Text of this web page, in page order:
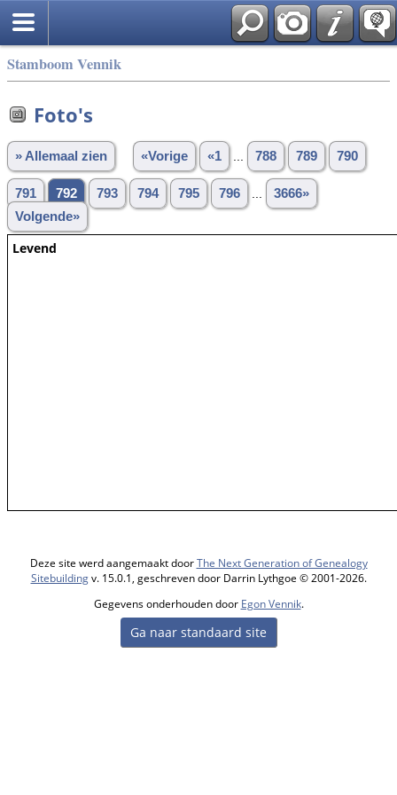
Stamboom Vennik
Foto's
» Allemaal zien «Vorige «1 788 789 790
791 792 793 794 795 796
3666»
Volgende»
Levend
Deze site werd aangemaakt doorThe Next Generation of Genealogy
Sitebuildingv. 15.0.1, geschreven door Darrin Lythgoe © 2001-2026.
Gegevens onderhouden door Egon Vennik.
Ga naar standaard site